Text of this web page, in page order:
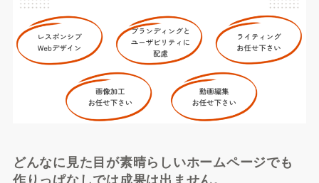
どんなに見た目が素晴らしいホームページでも
作りっぱなしでは成果は出ません。